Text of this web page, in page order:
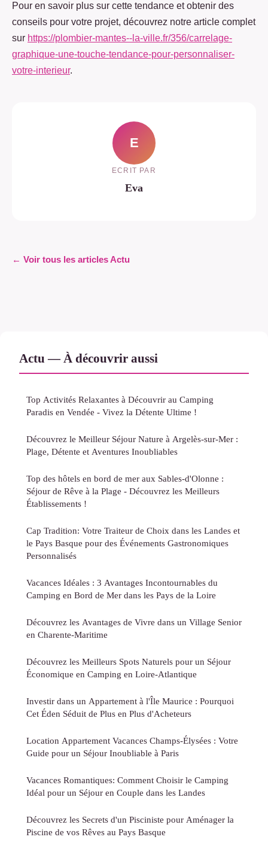
Pour en savoir plus sur cette tendance et obtenir des
conseils pour votre projet, découvrez notre article complet
sur https://plombier-mantes--la-ville.fr/356/carrelage-
graphique-une-touche-tendance-pour-personnaliser-
votre-interieur.
E
ECRIT PAR
Eva
← Voir tous les articles Actu
Actu — À découvrir aussi
Top Activités Relaxantes à Découvrir au Camping
Paradis en Vendée - Vivez la Détente Ultime !
Découvrez le Meilleur Séjour Nature à Argelès-sur-Mer :
Plage, Détente et Aventures Inoubliables
Top des hôtels en bord de mer aux Sables-d'Olonne :
Séjour de Rêve à la Plage - Découvrez les Meilleurs
Établissements !
Cap Tradition: Votre Traiteur de Choix dans les Landes et
le Pays Basque pour des Événements Gastronomiques
Personnalisés
Vacances Idéales : 3 Avantages Incontournables du
Camping en Bord de Mer dans les Pays de la Loire
Découvrez les Avantages de Vivre dans un Village Senior
en Charente-Maritime
Découvrez les Meilleurs Spots Naturels pour un Séjour
Économique en Camping en Loire-Atlantique
Investir dans un Appartement à l'Île Maurice : Pourquoi
Cet Éden Séduit de Plus en Plus d'Acheteurs
Location Appartement Vacances Champs-Élysées : Votre
Guide pour un Séjour Inoubliable à Paris
Vacances Romantiques: Comment Choisir le Camping
Idéal pour un Séjour en Couple dans les Landes
Découvrez les Secrets d'un Pisciniste pour Aménager la
Piscine de vos Rêves au Pays Basque